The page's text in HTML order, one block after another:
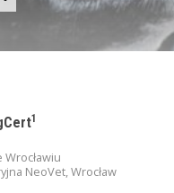
1
NeoVet, Wrocław